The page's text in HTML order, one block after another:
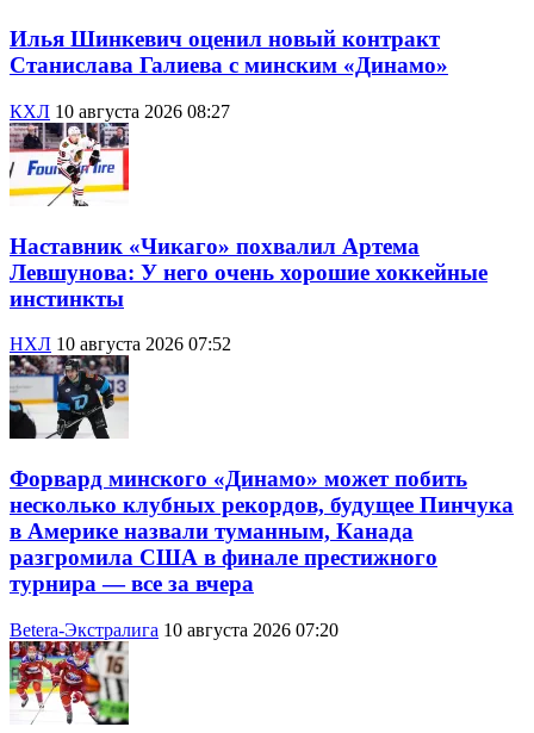
Илья Шинкевич оценил новый контракт
Станислава Галиева с минским «Динамо»
КХЛ 10 августа 2026 08:27
Наставник «Чикаго» похвалил Артема
Левшунова: У него очень хорошие хоккейные
инстинкты
НХЛ 10 августа 2026 07:52
Форвард минского «Динамо» может побить
несколько клубных рекордов, будущее Пинчука
в Америке назвали туманным, Канада
разгромила США в финале престижного
турнира — все за вчера
Betera-Экстралига 10 августа 2026 07:20